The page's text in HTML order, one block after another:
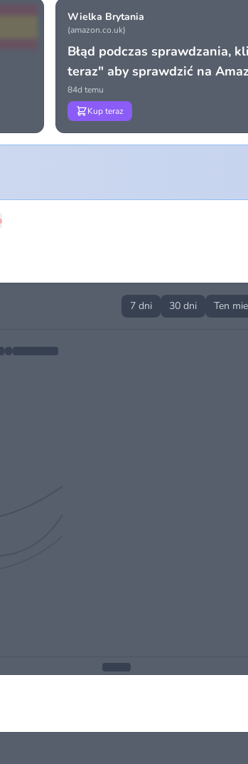
Wielka Brytania
(amazon.co.uk)
Błąd podczas sprawdzania,
teraz" aby sprawdzić na
84d temu
Kup teraz
7 dni 30 dni Ten